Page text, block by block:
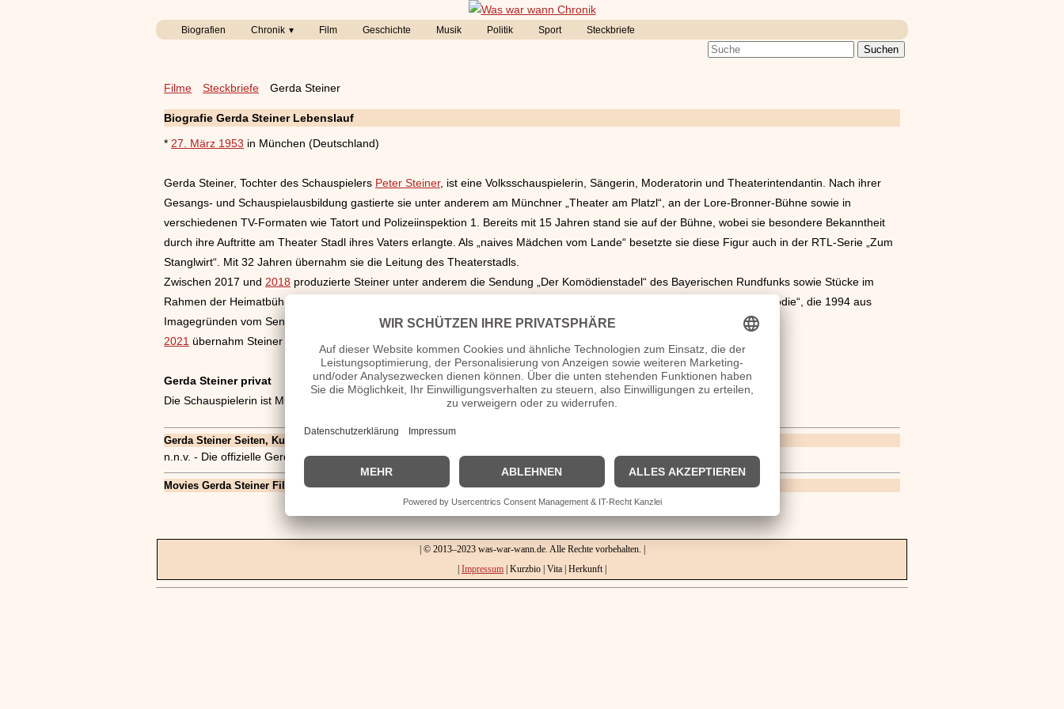
Biografien Chronik Film Geschichte Musik Politik Sport Steckbriefe
Filme Steckbriefe Gerda Steiner
Biografie Gerda Steiner Lebenslauf
* 27. März 1953 in München (Deutschland)
Gerda Steiner, Tochter des Schauspielers Peter Steiner, ist eine Volksschauspielerin, Sängerin, Moderatorin und Theaterintendantin. Nach ihrer
Gesangs- und Schauspielausbildung gastierte sie unter anderem am Münchner „Theater am Platzl“, an der Lore-Bronner-Bühne sowie in
verschiedenen TV-Formaten wie Tatort und Polizeiinspektion 1. Bereits mit 15 Jahren stand sie auf der Bühne, wobei sie besondere Bekanntheit
durch ihre Auftritte am Theater Stadl ihres Vaters erlangte. Als „naives Mädchen vom Lande“ besetzte sie diese Figur auch in der RTL-Serie „Zum
Stanglwirt“. Mit 32 Jahren übernahm sie die Leitung des Theaterstadls.
Zwischen 2017 und 2018 produzierte Steiner unter anderem die Sendung „Der Komödienstadel“ des Bayerischen Rundfunks sowie Stücke im
Rahmen der Heimatbühne des BR. Gemeinsam mit ihrem Vater moderierte sie ab
die RTL-Sendung „Die Heimatmelodie“, die 1994 aus
Imagegründen vom Sender abgesetzt wurde.
2021 übernahm Steiner die Sendereihe „Heimat, Hits & Gute Laune“ im deutschen Musikfernsehen.
Gerda Steiner privat
Die Schauspielerin ist Mutter eines Sohnes.
Gerda Steiner Seiten, Kurzbio, Familie, verheiratet, Herkunft etc.
n.n.v. - Die offizielle Gerda Steiner Homepage / Facebook / X / Instagram Seite
Movies Gerda Steiner Filme
| © 2013–2023 was-war-wann.de. Alle Rechte vorbehalten. |
Impressum | Kurzbio | Vita | Herkunft |